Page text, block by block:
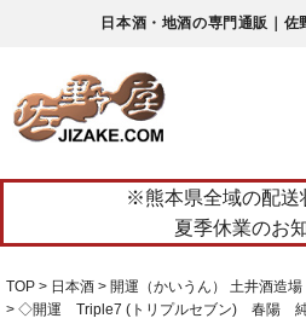
日本酒・地酒の専門通販｜
※熊本県全域の配送
夏季休業のお
TOP 日本酒
開運（かいうん） 土井酒造場
◇開運 Triple7 (トリプルセブン) 春陽